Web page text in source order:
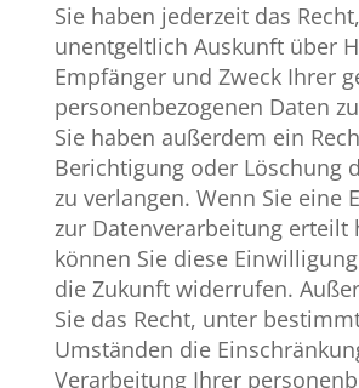
Sie haben jederzeit das Recht,
unentgeltlich Auskunft über
Empfänger und Zweck Ihrer
personenbezogenen Daten
Sie haben außerdem ein
Berichtigung oder Löschung
zu verlangen. Wenn Sie eine
zur Datenverarbeitung erteilt
können Sie diese
die Zukunft widerrufen.
Sie das Recht, unter
Umständen die
Verarbeitung Ihrer